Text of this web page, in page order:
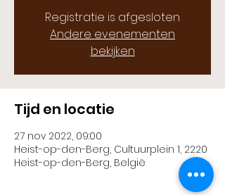
Registratie is afgesloten
Andere evenementen
bekijken
Tijd en locatie
27 nov 2022, 09:00
Heist-op-den-Berg, Cultuurplein 1, 2220
Heist-op-den-Berg, België